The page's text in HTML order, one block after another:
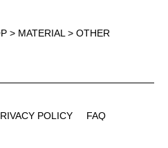
> MATERIAL > OTHER
POLICY
FAQ